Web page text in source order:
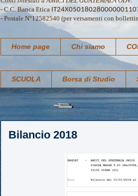
- C.C. Banca Etica
- Postale N°12582540 (per versamenti con
Home page Chi siamo
SCUOLA Borsa di Studio
Bilancio 2018